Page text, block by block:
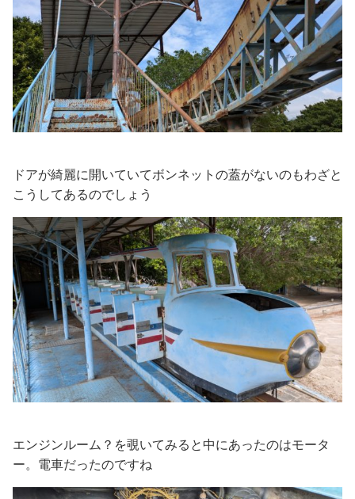
ドアが綺麗に開いていてボンネットの蓋がないのもわざと
こうしてあるのでしょう
エンジンルーム？を覗いてみると中にあったのはモータ
ー。電車だったのですね